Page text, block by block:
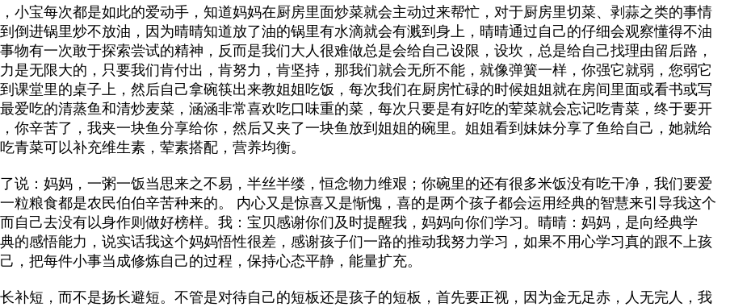
小宝每次都是如此的爱动手，知道妈妈在厨房里面炒菜就会主动过来帮忙，对于厨房里切菜、剥蒜之类的事情
倒进锅里炒不放油，因为晴晴知道放了油的锅里有水滴就会有溅到身上，晴晴通过自己的仔细会观察懂得不油
物有一次敢于探索尝试的精神，反而是我们大人很难做总是会给自己设限，设坎，总是给自己找理由留后路，
是无限大的，只要我们肯付出，肯努力，肯坚持，那我们就会无所不能，就像弹簧一样，你强它就弱，您弱它
课堂里的桌子上，然后自己拿碗筷出来教姐姐吃饭，每次我们在厨房忙碌的时候姐姐就在房间里面或看书或写
爱吃的清蒸鱼和清炒麦菜，涵涵非常喜欢吃口味重的菜，每次只要是有好吃的荤菜就会忘记吃青菜，终于要开
你辛苦了，我夹一块鱼分享给你，然后又夹了一块鱼放到姐姐的碗里。姐姐看到妹妹分享了鱼给自己，她就给
青菜可以补充维生素，荤素搭配，营养均衡。
说：妈妈，一粥一饭当思来之不易，半丝半缕，恒念物力维艰；你碗里的还有很多米饭没有吃干净，我们要爱
粒粮食都是农民伯伯辛苦种来的。 内心又是惊喜又是惭愧，喜的是两个孩子都会运用经典的智慧来引导我这个
自己去没有以身作则做好榜样。我：宝贝感谢你们及时提醒我，妈妈向你们学习。晴晴：妈妈，是向经典学
的感悟能力，说实话我这个妈妈悟性很差，感谢孩子们一路的推动我努力学习，如果不用心学习真的跟不上孩
，把每件小事当成修炼自己的过程，保持心态平静，能量扩充。
补短，而不是扬长避短。不管是对待自己的短板还是孩子的短板，首先要正视，因为金无足赤，人无完人，我